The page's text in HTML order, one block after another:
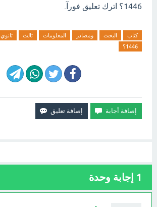
1446؟ اترك تعليق فورآ.
كتاب البحث ومصادر المعلومات ثالث ثانوي
1446؟
1 إجابة وحدة